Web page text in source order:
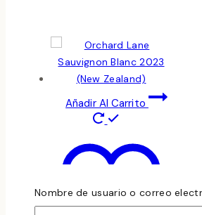
Añadir Al Carrito
Nombre de usuario o correo